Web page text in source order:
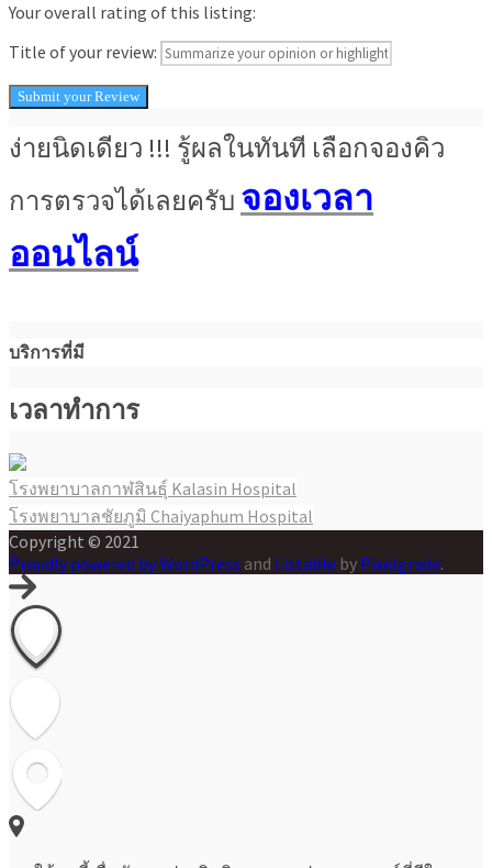
Your overall rating of this listing:
Title of your review:
ง่ายนิดเดียว !!! รู้ผลในทันที เลือกจองคิว
การตรวจได้เลยครับ จองเวลา
ออนไลน์
บริการที่มี
เวลาทำการ
แนะแนว
เรื่อง
โรงพยาบาลกาฬสินธุ์ Kalasin Hospital
โรงพยาบาลชัยภูมิ Chaiyaphum Hospital
Copyright © 2021
Proudly powered by WordPress and Listable by Pixelgrade.